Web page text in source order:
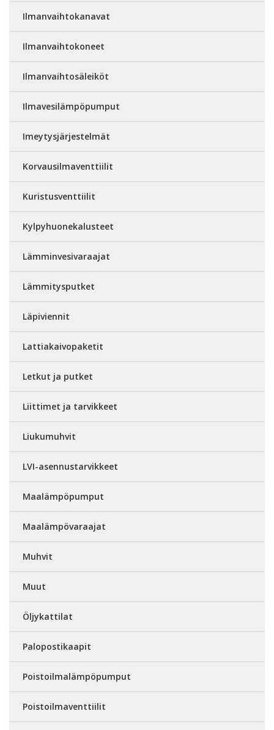
Ilmanvaihtokanavat
Ilmanvaihtokoneet
Ilmanvaihtosäleiköt
Ilmavesilämpöpumput
Imeytysjärjestelmät
Korvausilmaventtiilit
Kuristusventtiilit
Kylpyhuonekalusteet
Lämminvesivaraajat
Lämmitysputket
Läpiviennit
Lattiakaivopaketit
Letkut ja putket
Liittimet ja tarvikkeet
Liukumuhvit
LVI-asennustarvikkeet
Maalämpöpumput
Maalämpövaraajat
Muhvit
Muut
Öljykattilat
Palopostikaapit
Poistoilmalämpöpumput
Poistoilmaventtiilit